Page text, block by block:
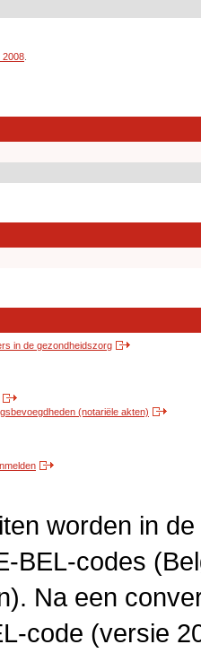
2008
in de gezondheidszorg
(notariële akten)
worden in
BEL-codes
Na een
code (versie